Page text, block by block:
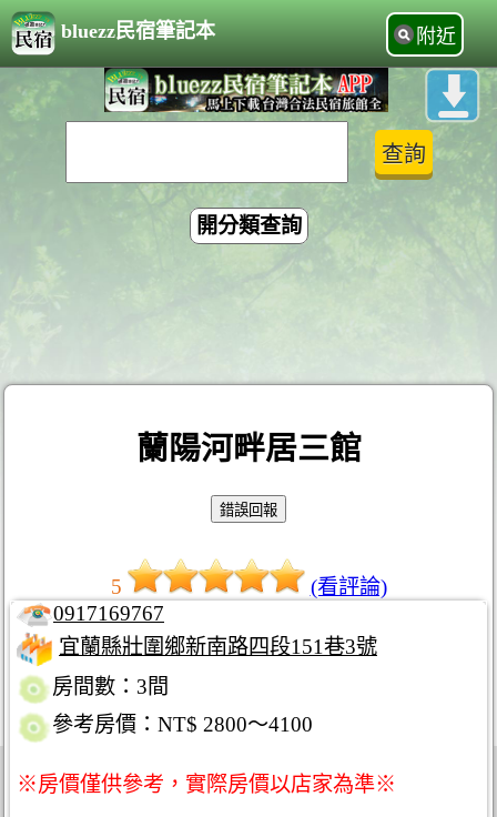
bluezz民宿筆記本 附近
開分類查詢
蘭陽河畔居三館
5
(看評論)
0917169767
宜蘭縣壯圍鄉新南路四段151巷3號
房間數：3間
參考房價：NT$ 2800～4100
※房價僅供參考，實際房價以店家為準※